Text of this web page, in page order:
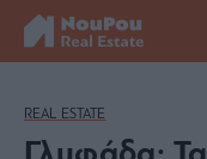
REAL ESTATE